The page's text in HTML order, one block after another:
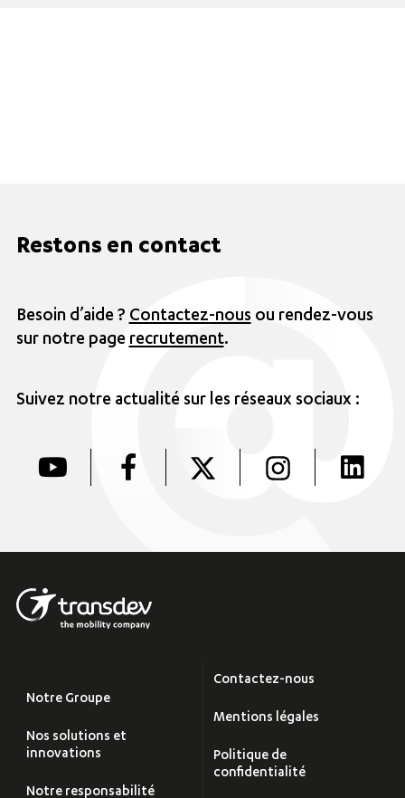
Restons en contact
Besoin d’aide ? Contactez-nous ou rendez-vous
sur notre page recrutement.
Suivez notre actualité sur les réseaux sociaux :
Notre Groupe
Nos solutions et
innovations
Notre responsabilité
Contactez-nous
Mentions légales
Politique de
confidentialité